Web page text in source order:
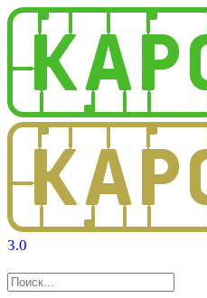
3.0